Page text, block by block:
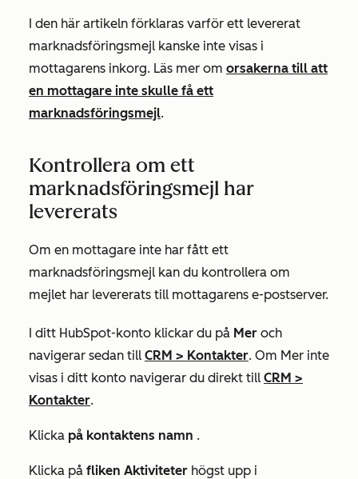
I den här artikeln förklaras varför ett levererat
marknadsföringsmejl kanske inte visas i
mottagarens inkorg. Läs mer om orsakerna till att
en mottagare inte skulle få ett
marknadsföringsmejl.
Kontrollera om ett
marknadsföringsmejl har
levererats
Om en mottagare inte har fått ett
marknadsföringsmejl kan du kontrollera om
mejlet har levererats till mottagarens e-postserver.
I ditt HubSpot-konto klickar du på Mer och
navigerar sedan till CRM > Kontakter. Om Mer inte
visas i ditt konto navigerar du direkt till CRM >
Kontakter.
Klicka på kontaktens namn .
Klicka på fliken Aktiviteter högst upp i